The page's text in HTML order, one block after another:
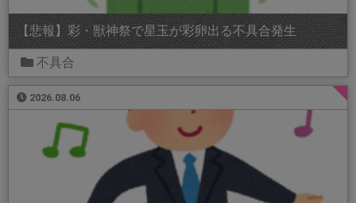
【悲報】彩・獣神祭で星玉が彩卵出る不具合発生
不具合
2026.08.06